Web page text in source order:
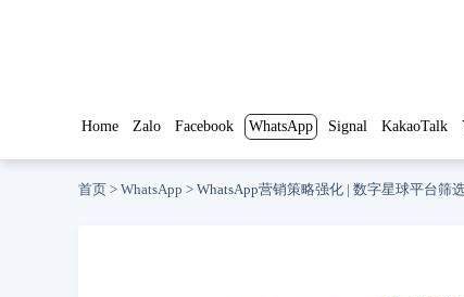
Home Zalo Facebook WhatsApp Signal KakaoTalk
首页 > WhatsApp > WhatsApp营销策略强化 | 数字星球平台筛